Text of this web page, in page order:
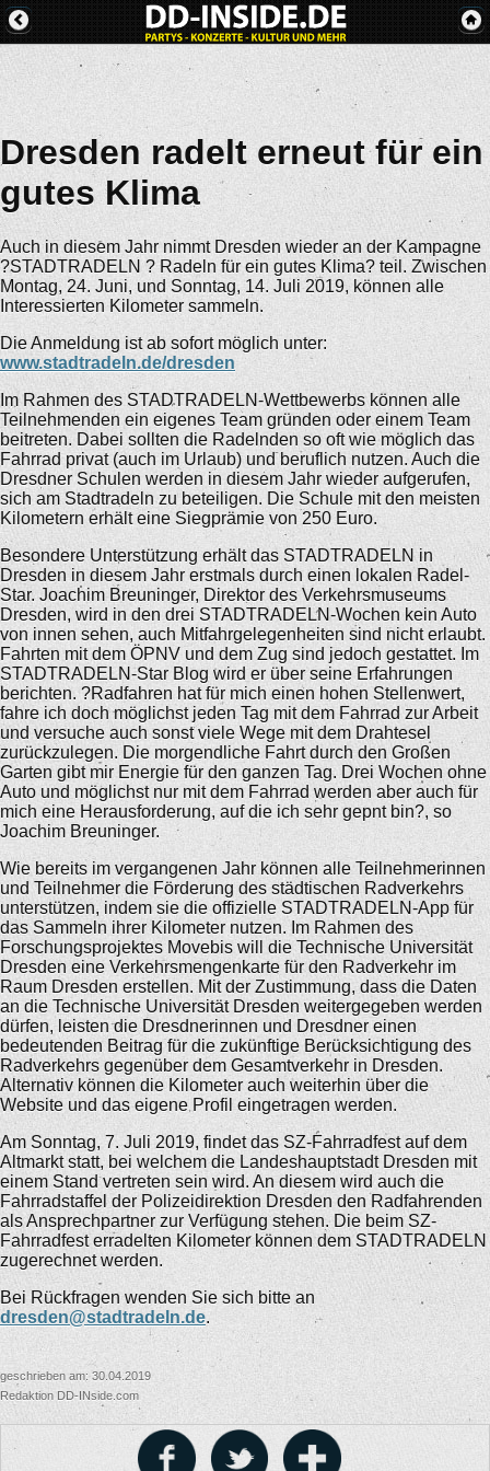
Dresden radelt erneut für ein
gutes Klima
Auch in diesem Jahr nimmt Dresden wieder an der Kampagne
?STADTRADELN ? Radeln für ein gutes Klima? teil. Zwischen
Montag, 24. Juni, und Sonntag, 14. Juli 2019, können alle
Interessierten Kilometer sammeln.
Die Anmeldung ist ab sofort möglich unter:
www.stadtradeln.de/dresden
Im Rahmen des STADTRADELN-Wettbewerbs können alle
Teilnehmenden ein eigenes Team gründen oder einem Team
beitreten. Dabei sollten die Radelnden so oft wie möglich das
Fahrrad privat (auch im Urlaub) und beruflich nutzen. Auch die
Dresdner Schulen werden in diesem Jahr wieder aufgerufen,
sich am Stadtradeln zu beteiligen. Die Schule mit den meisten
Kilometern erhält eine Siegprämie von 250 Euro.
Besondere Unterstützung erhält das STADTRADELN in
Dresden in diesem Jahr erstmals durch einen lokalen Radel-
Star. Joachim Breuninger, Direktor des Verkehrsmuseums
Dresden, wird in den drei STADTRADELN-Wochen kein Auto
von innen sehen, auch Mitfahrgelegenheiten sind nicht erlaubt.
Fahrten mit dem ÖPNV und dem Zug sind jedoch gestattet. Im
STADTRADELN-Star Blog wird er über seine Erfahrungen
berichten. ?Radfahren hat für mich einen hohen Stellenwert,
fahre ich doch möglichst jeden Tag mit dem Fahrrad zur Arbeit
und versuche auch sonst viele Wege mit dem Drahtesel
zurückzulegen. Die morgendliche Fahrt durch den Großen
Garten gibt mir Energie für den ganzen Tag. Drei Wochen ohne
Auto und möglichst nur mit dem Fahrrad werden aber auch für
mich eine Herausforderung, auf die ich sehr gepnt bin?, so
Joachim Breuninger.
Wie bereits im vergangenen Jahr können alle Teilnehmerinnen
und Teilnehmer die Förderung des städtischen Radverkehrs
unterstützen, indem sie die offizielle STADTRADELN-App für
das Sammeln ihrer Kilometer nutzen. Im Rahmen des
Forschungsprojektes Movebis will die Technische Universität
Dresden eine Verkehrsmengenkarte für den Radverkehr im
Raum Dresden erstellen. Mit der Zustimmung, dass die Daten
an die Technische Universität Dresden weitergegeben werden
dürfen, leisten die Dresdnerinnen und Dresdner einen
bedeutenden Beitrag für die zukünftige Berücksichtigung des
Radverkehrs gegenüber dem Gesamtverkehr in Dresden.
Alternativ können die Kilometer auch weiterhin über die
Website und das eigene Profil eingetragen werden.
Am Sonntag, 7. Juli 2019, findet das SZ-Fahrradfest auf dem
Altmarkt statt, bei welchem die Landeshauptstadt Dresden mit
einem Stand vertreten sein wird. An diesem wird auch die
Fahrradstaffel der Polizeidirektion Dresden den Radfahrenden
als Ansprechpartner zur Verfügung stehen. Die beim SZ-
Fahrradfest erradelten Kilometer können dem STADTRADELN
zugerechnet werden.
Bei Rückfragen wenden Sie sich bitte an
dresden@stadtradeln.de.
geschrieben am: 30.04.2019
Redaktion DD-INside.com